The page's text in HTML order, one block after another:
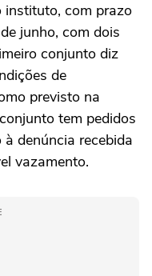
instituto, com prazo
junho, com dois
conjunto diz
de
previsto na
tem pedidos
denúncia recebida
vazamento.